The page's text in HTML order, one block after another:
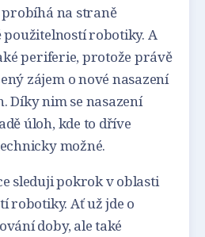
na straně
robotiky. A
periferie, protože právě
zájem o nové nasazení
Díky nim se nasazení
úloh, kde to dříve
možné.
sleduji pokrok v oblasti
robotiky. Ať už jde o
doby, ale také